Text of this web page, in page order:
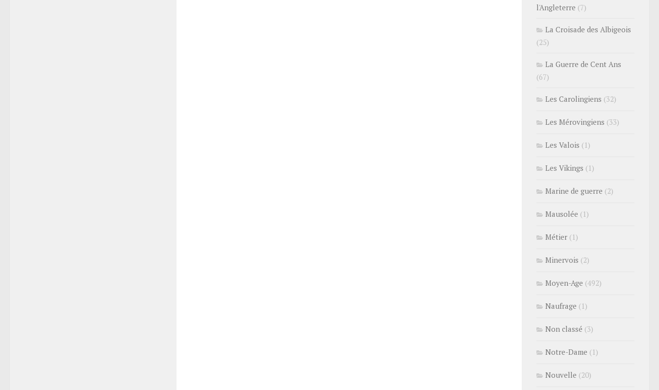
l'Angleterre (7)
La Croisade des Albigeois
(25)
La Guerre de Cent Ans
(67)
Les Carolingiens (32)
Les Mérovingiens (33)
Les Valois (1)
Les Vikings (1)
Marine de guerre (2)
Mausolée (1)
Métier (1)
Minervois (2)
Moyen-Age (492)
Naufrage (1)
Non classé (3)
Notre-Dame (1)
Nouvelle (20)